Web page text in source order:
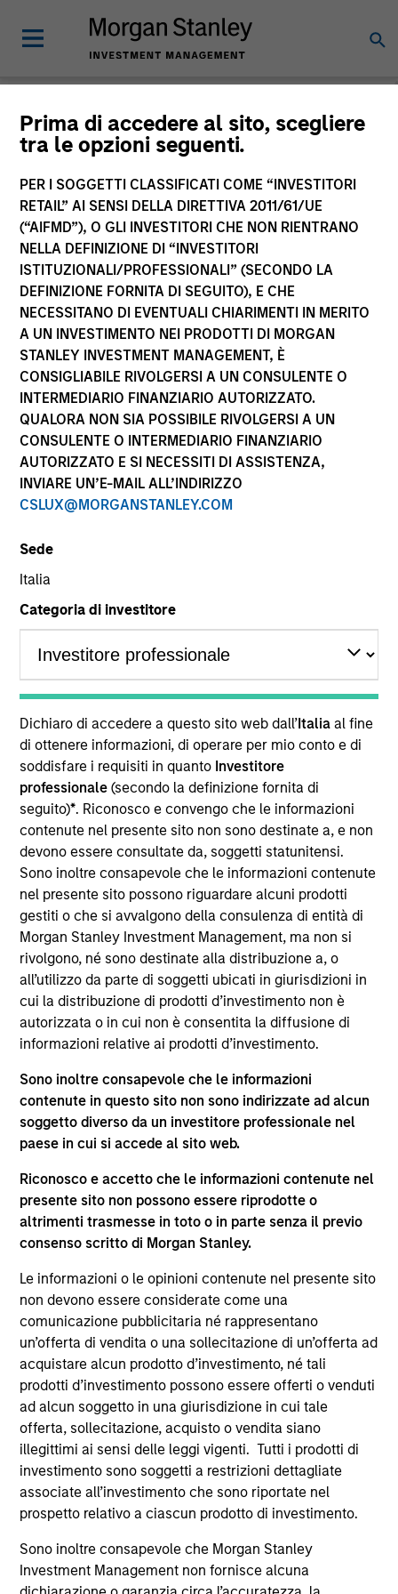
Prima di accedere al sito, scegliere
tra le opzioni seguenti.
PER I SOGGETTI CLASSIFICATI COME “INVESTITORI
RETAIL” AI SENSI DELLA DIRETTIVA 2011/61/UE
(“AIFMD”), O GLI INVESTITORI CHE NON RIENTRANO
NELLA DEFINIZIONE DI “INVESTITORI
ISTITUZIONALI/PROFESSIONALI” (SECONDO LA
DEFINIZIONE FORNITA DI SEGUITO), E CHE
NECESSITANO DI EVENTUALI CHIARIMENTI IN MERITO
A UN INVESTIMENTO NEI PRODOTTI DI MORGAN
STANLEY INVESTMENT MANAGEMENT, È
CONSIGLIABILE RIVOLGERSI A UN CONSULENTE O
INTERMEDIARIO FINANZIARIO AUTORIZZATO.
QUALORA NON SIA POSSIBILE RIVOLGERSI A UN
CONSULENTE O INTERMEDIARIO FINANZIARIO
AUTORIZZATO E SI NECESSITI DI ASSISTENZA,
INVIARE UN’E-MAIL ALL’INDIRIZZO
CSLUX@MORGANSTANLEY.COM
Sede
Italia
Categoria di investitore
Dichiaro di accedere a questo sito web dall’Italia al fine
di ottenere informazioni, di operare per mio conto e di
soddisfare i requisiti in quanto Investitore
professionale(secondo la definizione fornita di
seguito)*. Riconosco e convengo che le informazioni
contenute nel presente sito non sono destinate a, e non
devono essere consultate da, soggetti statunitensi.
Sono inoltre consapevole che le informazioni contenute
nel presente sito possono riguardare alcuni prodotti
gestiti o che si avvalgono della consulenza di entità di
Morgan Stanley Investment Management, ma non si
rivolgono, né sono destinate alla distribuzione a, o
all’utilizzo da parte di soggetti ubicati in giurisdizioni in
cui la distribuzione di prodotti d’investimento non è
autorizzata o in cui non è consentita la diffusione di
informazioni relative ai prodotti d’investimento.
Sono inoltre consapevole che le informazioni
contenute in questo sito non sono indirizzate ad alcun
soggetto diverso da un investitore professionale nel
paese in cui si accede al sito web.
Riconosco e accetto che le informazioni contenute nel
presente sito non possono essere riprodotte o
altrimenti trasmesse in toto o in parte senza il previo
consenso scritto di Morgan Stanley.
Le informazioni o le opinioni contenute nel presente sito
non devono essere considerate come una
comunicazione pubblicitaria né rappresentano
un’offerta di vendita o una sollecitazione di un’offerta ad
acquistare alcun prodotto d’investimento, né tali
prodotti d’investimento possono essere offerti o venduti
ad alcun soggetto in una giurisdizione in cui tale
offerta, sollecitazione, acquisto o vendita siano
illegittimi ai sensi delle leggi vigenti. Tutti i prodotti di
investimento sono soggetti a restrizioni dettagliate
associate all’investimento che sono riportate nel
prospetto relativo a ciascun prodotto di investimento.
Sono inoltre consapevole che Morgan Stanley
Investment Management non fornisce alcuna
Morgan Stanley
Investment Funds
La presente comunicazione ha carattere promozionale.
La performance passata non è un indicatore affidabile dei
risultati futuri. I rendimenti possono aumentare o diminuire
per effetto delle oscillazioni valutarie. Tutti i dati di
performance sono calcolati in base al valore del
patrimonio netto (NAV), al netto delle spese, e non
comprendono le commissioni e gli oneri relativi
all’emissione e al rimborso delle quote. Tutti i dati relativi
alle performance e agli indici sono tratti da Morgan
Stanley Investment Management.
Rendimenti nell’anno solare.
*Devise de référence du fonds
Comparti di Morgan Stanley Investment Funds, una
società di investimento a capitale variabile di diritto
lussemburghese. (la “Società”) è registrata nel
Granducato di Lussemburgo come organismo
d’investimento collettivo ai sensi della Parte 1 della Legge
del 17 dicembre 2010 e successive modifiche. La Società è
un organismo d’investimento collettivo in valori mobiliari
(“OICVM”).
Prima dell’adesione ai comparti, le richieste di
partecipazione non devono essere presentate senza aver
consultato l’ultima versione del Prospetto Informativo, del
documento contenente informazioni chiave (“KID”) o del
documento contenente informazioni chiave per gli
investitori (“KIID”), della relazione annuale e della
relazione semestrale (“Documenti di offerta”) o altri
documenti disponibili sul sito
https://www.morganstanley.com/im/msinvf/index.html
a titolo gratuito presso la Sede legale all’indirizzo
European Bank and Business Centre, 6B route de Trèves,
Le informazioni relative agli aspetti di sostenibilità del
Comparto e una sintesi dei diritti degli investitori sono
disponibili sul sito web sopra indicato.
visione del “Modulo completo di sottoscrizione” (Extended
Application Form), mentre la sezione “Informazioni
supplementari per Hong Kong” (“Additional Information for
Hong Kong Investors”) all’interno del Prospetto riguarda
specificamente gli investitori di Hong Kong. Copie gratuite
documento contenente informazioni chiave per gli
investitori (KID o KIID), dello statuto e delle relazioni
annuali e semestrali e ulteriori informazioni possono
essere ottenute dal rappresentante in Svizzera. Il
rappresentante in Svizzera è Carnegie Fund Services S.A.,
11, rue du Général-Dufour, 1204 Ginevra. L’agente pagatore
in Svizzera è Banque Cantonale de Genève, 17, quai de l’Ile,
1204 Ginevra.
Se la società di gestione del Comparto in questione decide
di cessare l’accordo di commercializzazione del Comparto
in un Paese del SEE in cui esso è registrato per la vendita,
lo farà nel rispetto delle norme OICVM.
Per i termini e le definizioni riguardanti il comparto si
Tutti i dati di performance sono calcolati in base al valore
del patrimonio netto (NAV), al netto delle spese, e non